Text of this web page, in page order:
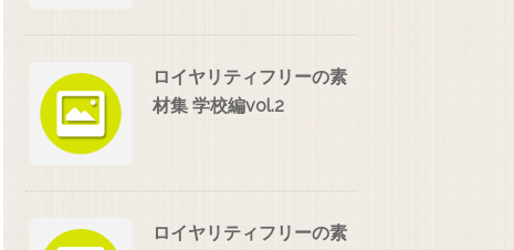
ロイヤリティフリーの素
材集 学校編vol.2
ロイヤリティフリーの素